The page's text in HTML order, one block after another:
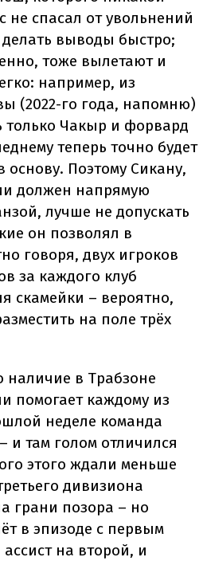
не спасал от увольнений
делать выводы быстро;
тоже вылетают и
например, из
(2022-го года, напомню)
только Чакыр и форвард
теперь точно будет
основу. Поэтому Сикану,
должен напрямую
лучше не допускать
он позволял в
говоря, двух игроков
за каждого клуб
скамейки – вероятно,
на поле трёх
наличие в Трабзоне
помогает каждому из
неделе команда
и там голом отличился
этого ждали меньше
дивизиона
грани позора – но
в эпизоде с первым
на второй, и